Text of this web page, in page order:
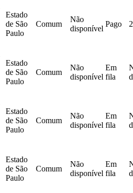
Estado
de São
Paulo
Comum
Não
disponível
Pago
Estado
de São
Paulo
Comum
Não
disponível
Em
fila
Estado
de São
Paulo
Comum
Não
disponível
Em
fila
Estado
de São
Paulo
Comum
Não
disponível
Em
fila